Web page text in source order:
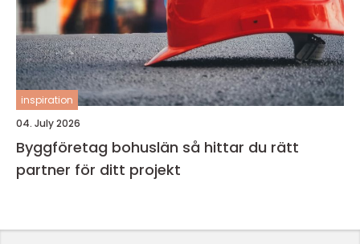
inspiration
04. July 2026
Byggföretag bohuslän så hittar du rätt
partner för ditt projekt